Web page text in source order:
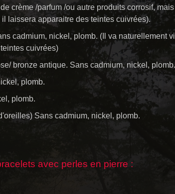
crème /parfum /ou autre produits corrosif,
laissera apparaitre des teintes cuivrées).
cadmium, nickel, plomb. (Il va naturellement
cuivrées)
bronze antique. Sans cadmium, nickel, plomb.
plomb.
plomb.
Sans cadmium, nickel, plomb.
avec perles en pierre :